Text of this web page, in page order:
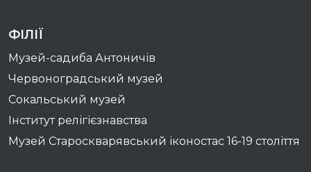
ФІЛІЇ
Музей-садиба Антоничів
Червоноградський музей
Сокальський музей
Інститут релігієзнавства
Музей Староскварявський іконостас 16-19 cтоліття